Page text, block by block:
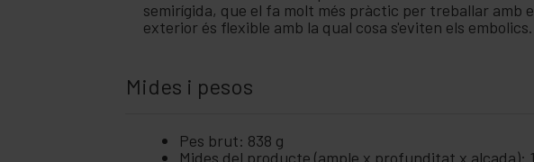
semirígida, que el fa molt més pràctic per treballar
exterior és flexible amb la qual cosa s'eviten els
Mides i pesos
Pes brut: 838 g
Mides del producte (ample x profunditat x alçada):